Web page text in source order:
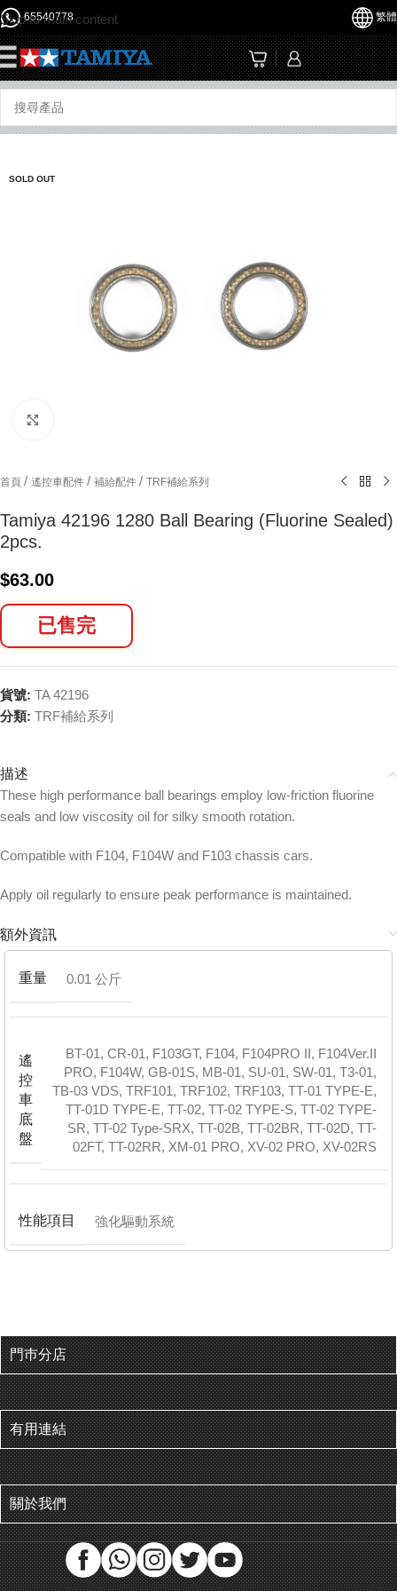
Skip to main content
65540778 繁體
SOLD OUT
首頁 / 遙控車配件 / 補給配件 / TRF補給系列
Tamiya 42196 1280 Ball Bearing (Fluorine Sealed)
2pcs.
$63.00
已售完
貨號: TA 42196
分類: TRF補給系列
描述
These high performance ball bearings employ low-friction fluorine
seals and low viscosity oil for silky smooth rotation.
Compatible with F104, F104W and F103 chassis cars.
Apply oil regularly to ensure peak performance is maintained.
額外資訊
重量 0.01 公斤
遙
控
車
底
盤
BT-01, CR-01, F103GT, F104, F104PRO II, F104Ver.II
PRO, F104W, GB-01S, MB-01, SU-01, SW-01, T3-01,
TB-03 VDS, TRF101, TRF102, TRF103, TT-01 TYPE-E,
TT-01D TYPE-E, TT-02, TT-02 TYPE-S, TT-02 TYPE-
SR, TT-02 Type-SRX, TT-02B, TT-02BR, TT-02D, TT-
02FT, TT-02RR, XM-01 PRO, XV-02 PRO, XV-02RS
性能項目 強化驅動系統
門巿分店
有用連結
關於我們